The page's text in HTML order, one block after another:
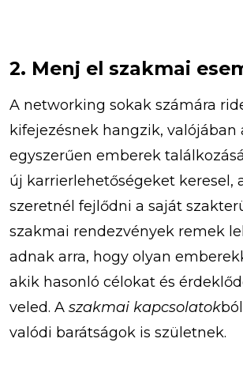
2. Menj el szakmai
A networking sokak számára
kifejezésnek hangzik, valójában
egyszerűen emberek
új karrierlehetőségeket keresel,
szeretnél fejlődni a saját
szakmai rendezvények remek
adnak arra, hogy olyan
akik hasonló célokat és
veled. A szakmai kapcsolatok
valódi barátságok is születnek.